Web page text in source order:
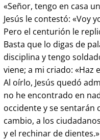
«Señor, tengo en casa
Jesús le contestó: «Voy
Pero el centurión le
Basta que lo digas de
disciplina y tengo
viene; a mi criado: «Haz
Al oírlo, Jesús quedó
no he encontrado en
occidente y se sentarán
cambio, a los
y el rechinar de dientes.»